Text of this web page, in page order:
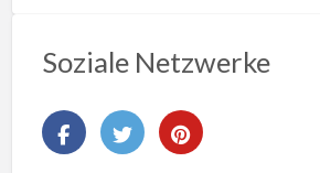
Soziale Netzwerke